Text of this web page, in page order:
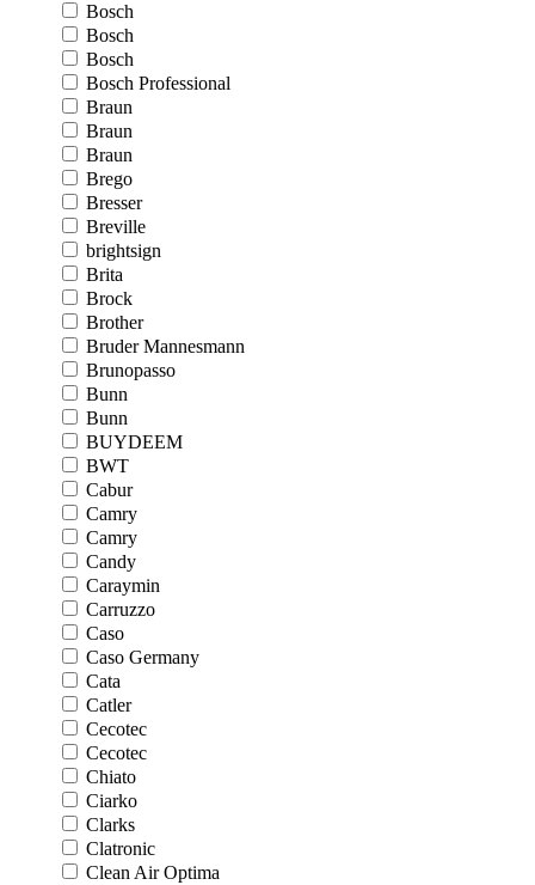
Bosch
Bosch
Bosch
Bosch Professional
Braun
Braun
Braun
Brego
Bresser
Breville
brightsign
Brita
Brock
Brother
Bruder Mannesmann
Brunopasso
Bunn
Bunn
BUYDEEM
BWT
Cabur
Camry
Camry
Candy
Caraymin
Carruzzo
Caso
Caso Germany
Cata
Catler
Cecotec
Cecotec
Chiato
Ciarko
Clarks
Clatronic
Clean Air Optima